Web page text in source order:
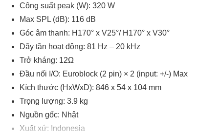
Công suất peak (W): 320 W
Max SPL (dB): 116 dB
Góc âm thanh: H170° x V25°/ H170° x V30°
Dãy tần hoạt động: 81 Hz – 20 kHz
Trở kháng: 12Ω
Đầu nối I/O: Euroblock (2 pin) × 2 (input: +/-) Max
Kích thước (HxWxD): 846 x 54 x 104 mm
Trọng lượng: 3.9 kg
Nguồn gốc: Nhật
Xuất xứ: Indonesia